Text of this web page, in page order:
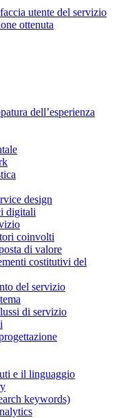
utente del servizio
ottenuta
dell’esperienza
design
digitali
coinvolti
di valore
costitutivi del
del servizio
di servizio
e il linguaggio
keywords)